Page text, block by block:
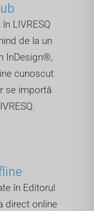
LIVRESQ
de la un
InDesign®,
cunoscut
se importă
în Editorul
direct online